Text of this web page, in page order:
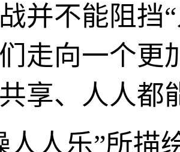
并不能阻挡
走向一个更
享、人人都
人人乐”所描